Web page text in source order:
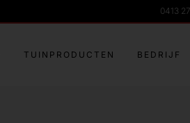
0413
TUINPRODUCTEN BEDRIJF